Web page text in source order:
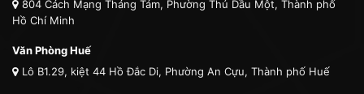
804 Cách Mạng Tháng Tám, Phường Thủ Dầu Một, Thành phố
Hồ Chí Minh
Văn Phòng Huế
Lô B1.29, kiệt 44 Hồ Đắc Di, Phường An Cựu, Thành phố Huế